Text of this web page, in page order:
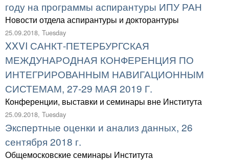
году на программы аспирантуры ИПУ РАН
Новости отдела аспирантуры и докторантуры
25.09.2018, Tuesday
XXVI САНКТ-ПЕТЕРБУРГСКАЯ
МЕЖДУНАРОДНАЯ КОНФЕРЕНЦИЯ ПО
ИНТЕГРИРОВАННЫМ НАВИГАЦИОННЫМ
СИСТЕМАМ, 27-29 МАЯ 2019 Г.
Конференции, выставки и семинары вне Института
25.09.2018, Tuesday
Экспертные оценки и анализ данных, 26
сентября 2018 г.
Общемосковские семинары Института